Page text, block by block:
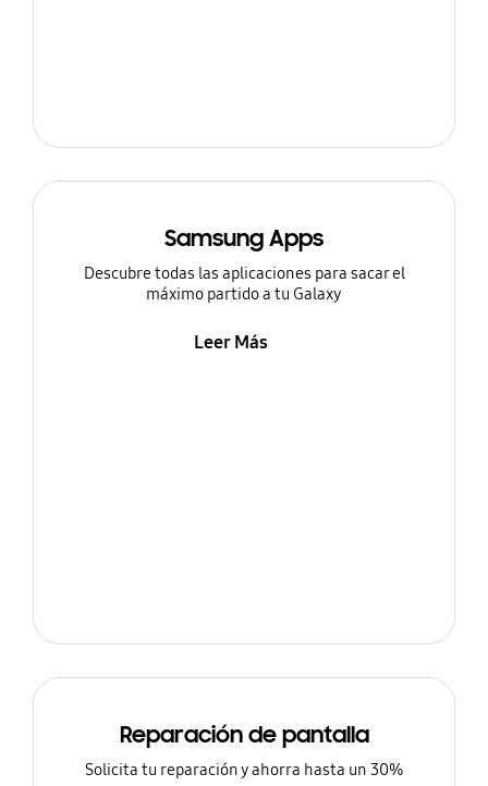
Samsung Apps
Descubre todas las aplicaciones para sacar el
máximo partido a tu Galaxy
Leer Más
Reparación de pantalla
Solicita tu reparación y ahorra hasta un 30%